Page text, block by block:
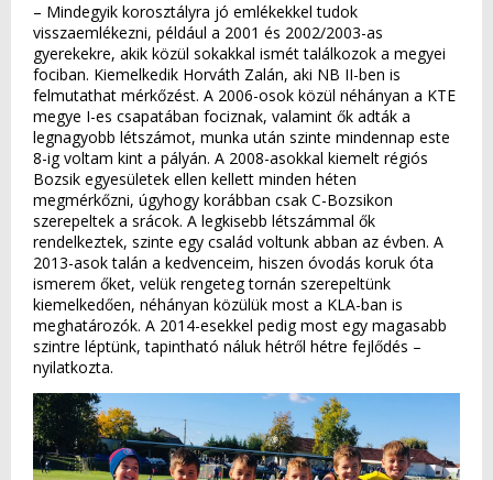
– Mindegyik korosztályra jó emlékekkel tudok
visszaemlékezni, például a 2001 és 2002/2003-as
gyerekekre, akik közül sokakkal ismét találkozok a megyei
fociban. Kiemelkedik Horváth Zalán, aki NB II-ben is
felmutathat mérkőzést. A 2006-osok közül néhányan a KTE
megye I-es csapatában fociznak, valamint ők adták a
legnagyobb létszámot, munka után szinte mindennap este
8-ig voltam kint a pályán. A 2008-asokkal kiemelt régiós
Bozsik egyesületek ellen kellett minden héten
megmérkőzni, úgyhogy korábban csak C-Bozsikon
szerepeltek a srácok. A legkisebb létszámmal ők
rendelkeztek, szinte egy család voltunk abban az évben. A
2013-asok talán a kedvenceim, hiszen óvodás koruk óta
ismerem őket, velük rengeteg tornán szerepeltünk
kiemelkedően, néhányan közülük most a KLA-ban is
meghatározók. A 2014-esekkel pedig most egy magasabb
szintre léptünk, tapintható náluk hétről hétre fejlődés –
nyilatkozta.